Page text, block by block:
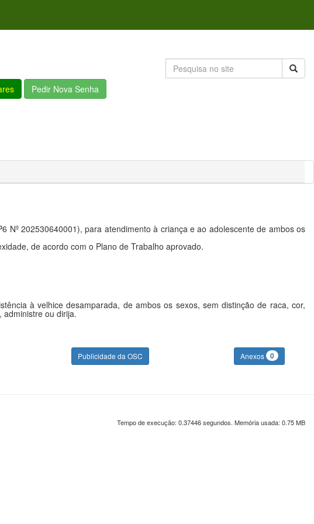
Pedir Nova Senha
Nº 202530640001), para atendimento à criança e ao adolescente de ambos os
de acordo com o Plano de Trabalho aprovado.
à velhice desamparada, de ambos os sexos, sem distinção de raca, cor,
administre ou dirija.
Publicidade da OSC Anexos 0
Tempo de execução: 0.37446 segundos. Memória usada: 0.75 MB